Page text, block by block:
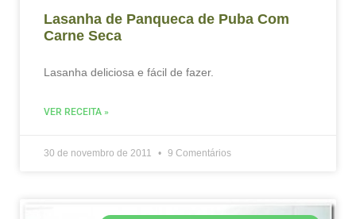
Lasanha de Panqueca de Puba Com
Carne Seca
Lasanha deliciosa e fácil de fazer.
VER RECEITA »
30 de novembro de 2011 9 Comentários